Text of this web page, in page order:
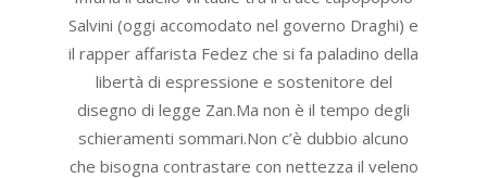
Salvini (oggi accomodato nel governo Draghi) e
il rapper affarista Fedez che si fa paladino della
libertà di espressione e sostenitore del
disegno di legge Zan.Ma non è il tempo degli
schieramenti sommari.Non c’è dubbio alcuno
che bisogna contrastare con nettezza il veleno